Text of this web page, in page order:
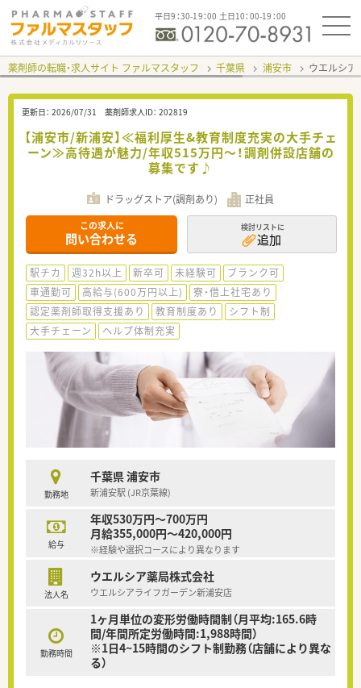
平日9：30-19：00 土日10：00-19：00
薬剤師の転職・求人サイト ファルマスタッフ 千葉県 浦安市 ウエルシア
更新日： 2026/07/31 薬剤師求人ID： 202819
【浦安市/新浦安】≪福利厚生&教育制度充実の大手チェ
ーン≫高待遇が魅力/年収515万円～！調剤併設店舗の
募集です♪
ドラッグストア(調剤あり) 正社員
この求人に
問い合わせる
検討リストに
追加
駅チカ 週32h以上 新卒可 未経験可
ブランク可
車通勤可
高給与(600万円以上)
寮・借上社宅あり
認定薬剤師取得支援あり
教育制度あり
シフト制
大手チェーン
ヘルプ体制充実
勤務地
千葉県 浦安市
新浦安駅 (JR京葉線)
給与
年収530万円～700万円
月給355,000円～420,000円
※経験や選択コースにより異なります
法人名
ウエルシア薬局株式会社
ウエルシアライフガーデン新浦安店
勤務時間
1ヶ月単位の変形労働時間制（月平均:165.6時
間/年間所定労働時間:1,988時間）
※1日4~15時間のシフト制勤務（店舗により異な
る）